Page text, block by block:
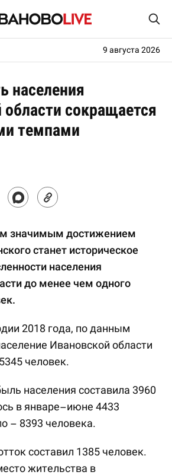
9 августа 2026
населения
сокращается
темпами
значимым достижением
станет историческое
населения
до менее чем одного
2018 года, по данным
Ивановской области
человек.
населения составила 3960
в январе–июне 4433
– 8393 человека.
составил 1385 человек.
жительства в